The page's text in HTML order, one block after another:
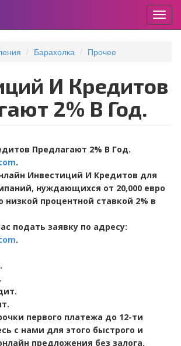
Барахолка Прочее
2% В Год.
Предлагают 2% В Год.
.
Инвестиций И Кредитов для
нуждающихся от 20,000 евро
низкой процентной ставкой 2% в
подать заявку по адресу:
.
первого платежа до 12-ти
с нами для этого быстрого и
предложения без залога.